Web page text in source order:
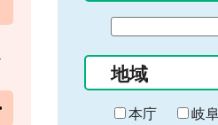
の
始
ま
地域
本庁 岐